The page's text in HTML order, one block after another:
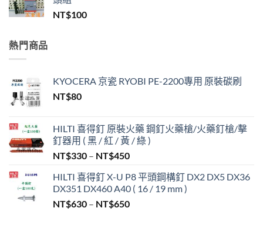
NT$100
熱門商品
KYOCERA 京瓷 RYOBI PE-2200專用 原裝碳刷
NT$80
HILTI 喜得釘 原裝火藥 鋼釘火藥槍/火藥釘槍/擊
釘器用 ( 黑 / 紅 / 黃 / 綠 )
NT$330 – NT$450價
範
圍：
NT$330
HILTI 喜得釘 X-U P8 平頭鋼構釘 DX2 DX5 DX36
DX351 DX460 A40 ( 16 / 19 mm )
NT$630 – NT$650價